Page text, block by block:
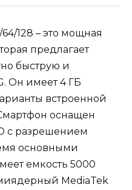
128 – это мощная
предлагает
быструю и
Он имеет 4 ГБ
встроенной
оснащен
с разрешением
основными
емкость 5000
MediaTek